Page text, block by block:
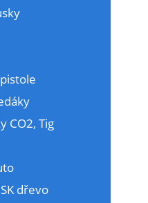
CO2, Tig
dřevo